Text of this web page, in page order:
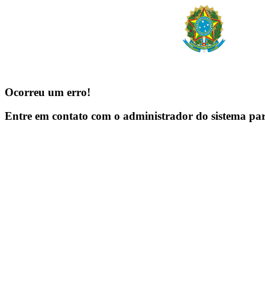
Ocorreu um erro!
Entre em contato com o administrador do sistema